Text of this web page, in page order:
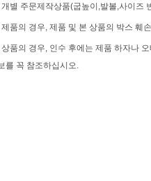
별 주문제작상품(굽높이,발볼,사이즈
품의 경우, 제품 및 본 상품의 박스 훼
품의 경우, 인수 후에는 제품 하자나
를 꼭 참조하십시오.